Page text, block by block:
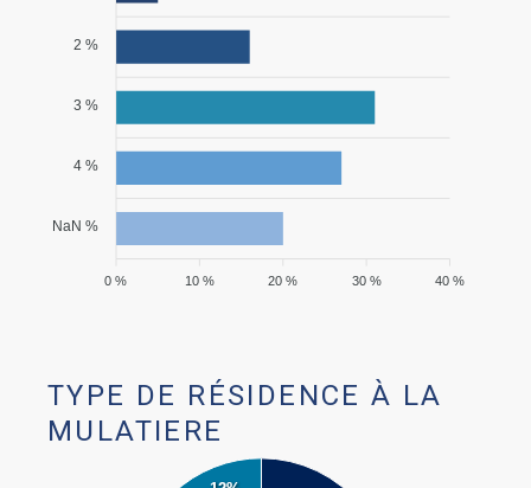
2 %
3 %
4 %
NaN %
40 %
30 %
20 %
10 %
0 %
TYPE DE RÉSIDENCE À LA
MULATIERE